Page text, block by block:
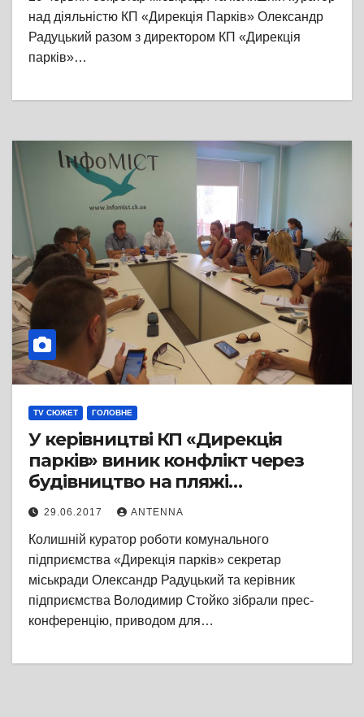
над діяльністю КП «Дирекція Парків» Олександр
Радуцький разом з директором КП «Дирекція
парків»…
TV СЮЖЕТ ГОЛОВНЕ
У керівництві КП «Дирекція
парків» виник конфлікт через
будівництво на пляжі
«Пушкінський»
29.06.2017 ANTENNA
Колишній куратор роботи комунального
підприємства «Дирекція парків» секретар
міськради Олександр Радуцький та керівник
підприємства Володимир Стойко зібрали прес-
конференцію, приводом для…